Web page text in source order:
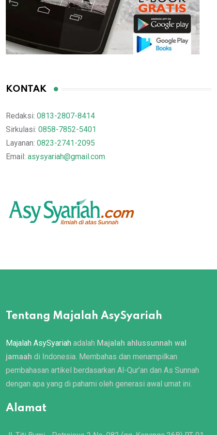
KONTAK
Redaksi: 0813-2807-8414
Sirkulasi: 0858-7852-5401
Layanan: 0823-2741-2095
Email: asysyariah@gmail.com
Tentang Majalah AsySyariah
Majalah AsySyariah adalah Majalah ahlussunnah wal
jamaah di Indonesia. Membahas dan menampilkan
pembahasan artikel berdasarkan Al-Qur’an dan As Sunnah
dengan apa yang di pahami oleh generasi awal umat ini.
Alamat